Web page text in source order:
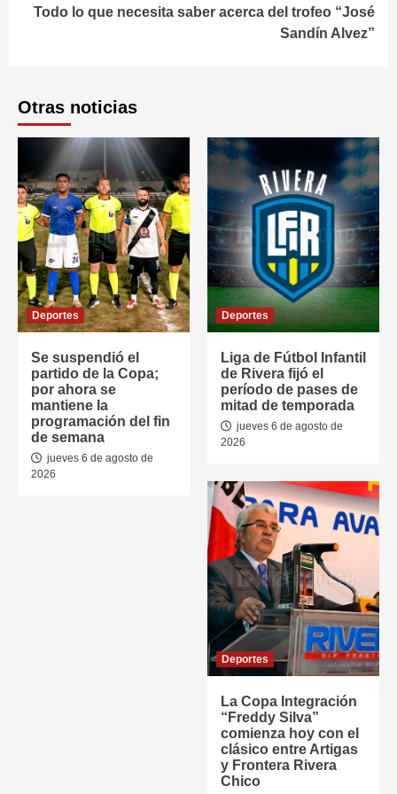
Todo lo que necesita saber acerca del trofeo “José
Sandín Alvez”
Otras noticias
Deportes
Se suspendió el
partido de la Copa;
por ahora se
mantiene la
programación del fin
de semana
jueves 6 de agosto de
2026
Deportes
Liga de Fútbol Infantil
de Rivera fijó el
período de pases de
mitad de temporada
jueves 6 de agosto de
2026
Deportes
La Copa Integración
“Freddy Silva”
comienza hoy con el
clásico entre Artigas
y Frontera Rivera
Chico